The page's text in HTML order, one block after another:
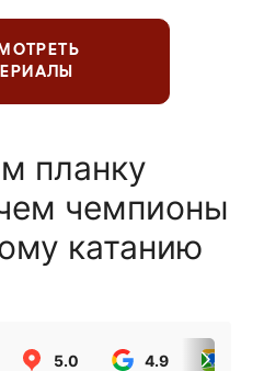
планку
чемпионы
катанию
5.0 4.9